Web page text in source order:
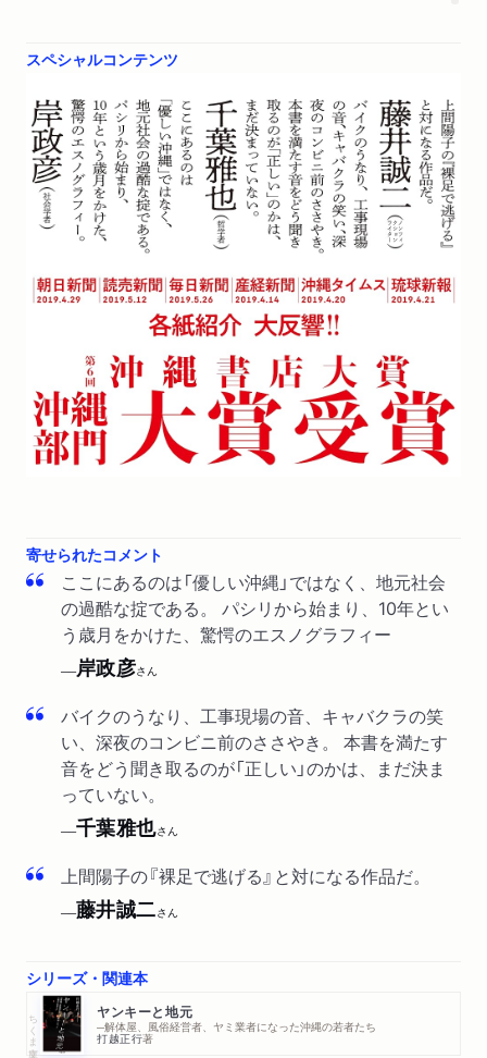
スペシャルコンテンツ
寄せられたコメント
ここにあるのは「優しい沖縄」ではなく、地元社会
の過酷な掟である。 パシリから始まり、10年とい
う歳月をかけた、驚愕のエスノグラフィー
──岸政彦さん
バイクのうなり、工事現場の音、キャバクラの笑
い、深夜のコンビニ前のささやき。 本書を満たす
音をどう聞き取るのが「正しい」のかは、まだ決ま
っていない。
──千葉雅也さん
上間陽子の『裸足で逃げる』と対になる作品だ。
──藤井誠二さん
シリーズ・関連本
ちくま文庫 ヤンキーと地元
─解体屋、風俗経営者、ヤミ業者になった沖縄の若者たち
打越正行著